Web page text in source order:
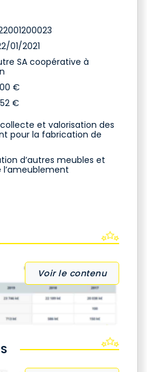
01/2021
SA coopérative à
€
€
collecte et valorisation des
pour la fabrication de
d’autres meubles et
l’ameublement
Voir le contenu